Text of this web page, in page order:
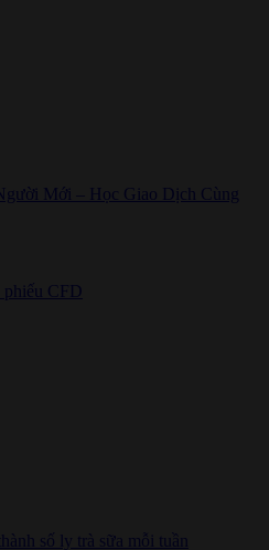
Mới – Học Giao Dịch Cùng
CFD
số ly trà sữa mỗi tuần